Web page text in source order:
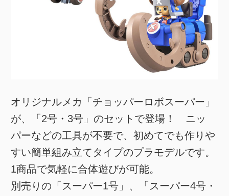
オリジナルメカ「チョッパーロボスーパー」
が、「2号・3号」のセットで登場！ ニッ
パーなどの工具が不要で、初めてでも作りや
すい簡単組み立てタイプのプラモデルです。
1商品で気軽に合体遊びが可能。
別売りの「スーパー1号」、「スーパー4号・